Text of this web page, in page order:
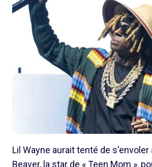
Lil Wayne aurait tenté de s'envoler
Beaver, la star de « Teen Mom »,